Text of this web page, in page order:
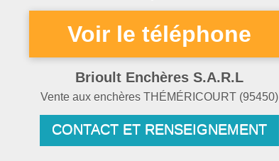
Brioult Enchères S.A.R.L
Vente aux enchères THÉMÉRICOURT(95450)
CONTACT ET RENSEIGNEMENT